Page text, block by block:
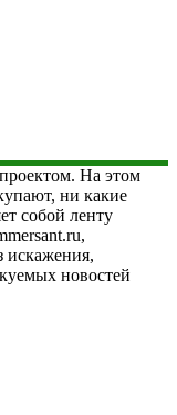
На этом
ни какие
собой ленту
искажения,
новостей